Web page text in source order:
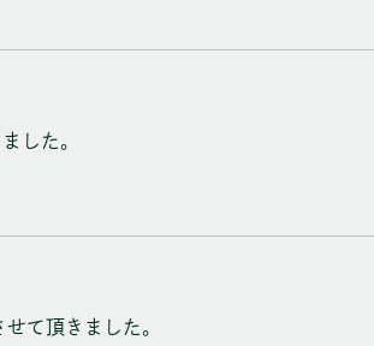
した。
て頂きました。